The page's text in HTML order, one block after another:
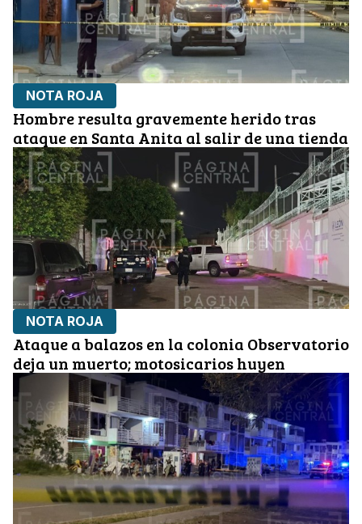
NOTA ROJA
Hombre resulta gravemente herido tras
ataque en Santa Anita al salir de una tienda
NOTA ROJA
Ataque a balazos en la colonia Observatorio
deja un muerto; motosicarios huyen